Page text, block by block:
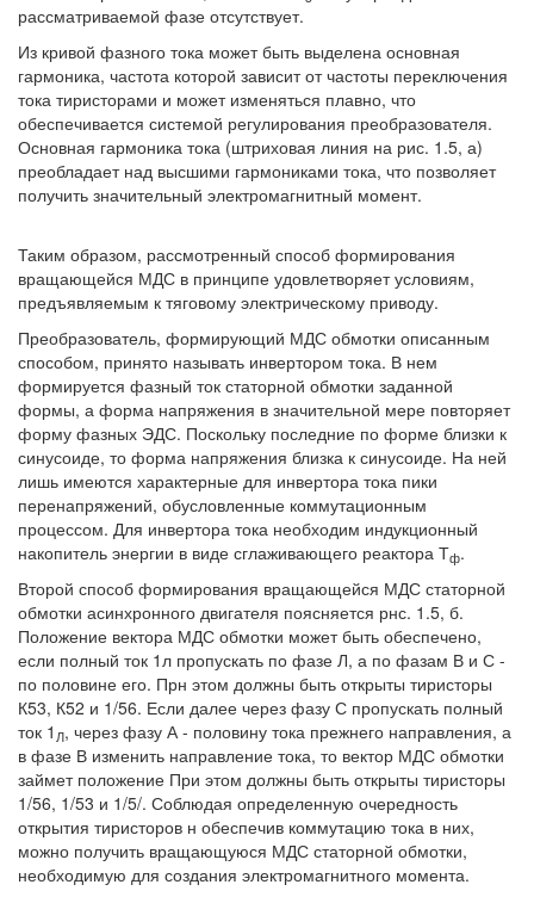
рассматриваемой фазе отсутствует.
Из кривой фазного тока может быть выделена основная
гармоника, частота которой зависит от частоты переключения
тока тиристорами и может изменяться плавно, что
обеспечивается системой регулирования преобразователя.
Основная гармоника тока (штриховая линия на рис. 1.5, а)
преобладает над высшими гармониками тока, что позволяет
получить значительный электромагнитный момент.
Таким образом, рассмотренный способ формирования
вращающейся МДС в принципе удовлетворяет условиям,
предъявляемым к тяговому электрическому приводу.
Преобразователь, формирующий МДС обмотки описанным
способом, принято называть инвертором тока. В нем
формируется фазный ток статорной обмотки заданной
формы, а форма напряжения в значительной мере повторяет
форму фазных ЭДС. Поскольку последние по форме близки к
синусоиде, то форма напряжения близка к синусоиде. На ней
лишь имеются характерные для инвертора тока пики
перенапряжений, обусловленные коммутационным
процессом. Для инвертора тока необходим индукционный
накопитель энергии в виде сглаживающего реактора Тф.
Второй способ формирования вращающейся МДС статорной
обмотки асинхронного двигателя поясняется рнс. 1.5, б.
Положение вектора МДС обмотки может быть обеспечено,
если полный ток 1л пропускать по фазе Л, а по фазам В и С -
по половине его. Прн этом должны быть открыты тиристоры
К53, К52 и 1/56. Если далее через фазу С пропускать полный
ток 1 Л, через фазу А - половину тока прежнего направления, а
в фазе В изменить направление тока, то вектор МДС обмотки
займет положение При этом должны быть открыты тиристоры
1/56, 1/53 и 1/5/. Соблюдая определенную очередность
открытия тиристоров н обеспечив коммутацию тока в них,
можно получить вращающуюся МДС статорной обмотки,
необходимую для создания электромагнитного момента.